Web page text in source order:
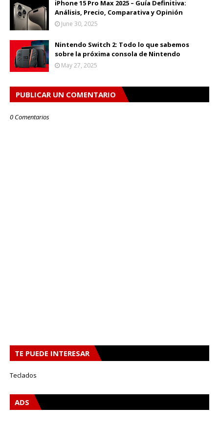
iPhone 15 Pro Max 2025 – Guía Definitiva:
Análisis, Precio, Comparativa y Opinión
June 30, 2025
Nintendo Switch 2: Todo lo que sabemos
sobre la próxima consola de Nintendo
May 27, 2025
PUBLICAR UN COMENTARIO
0 Comentarios
TE PUEDE INTERESAR
Teclados
ADS